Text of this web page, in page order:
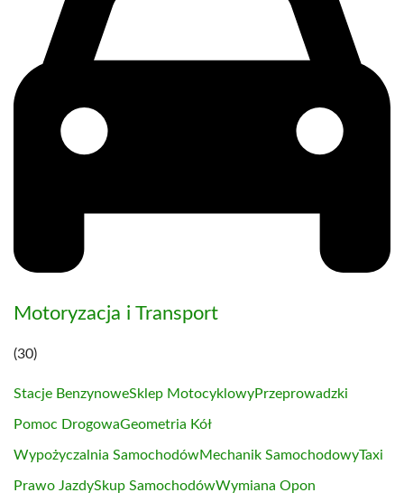
Motoryzacja i Transport
(30)
Stacje BenzynoweSklep MotocyklowyPrzeprowadzki
Pomoc DrogowaGeometria Kół
Wypożyczalnia SamochodówMechanik SamochodowyTaxi
Prawo JazdySkup SamochodówWymiana Opon